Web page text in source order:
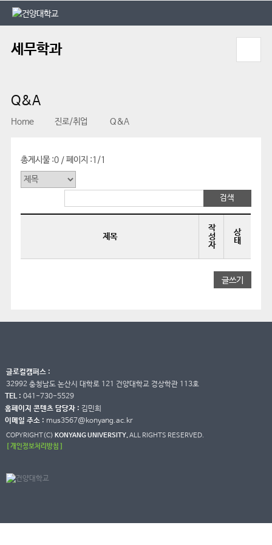
본문 바로가기
대메뉴 바로가기
세무학과
Q&A
Home 진로/취업 Q&A
총게시물 :0 /페이지 :1/1
제목
작
성
자
상
태
글쓰기
글로컬캠퍼스 :
32992 충청남도 논산시 대학로 121 건양대학교 경상학관 113호
TEL : 041-730-5529
홈페이지 콘텐츠 담당자 : 김민희
이메일 주소 : mus3567@konyang.ac.kr
COPYRIGHT(C) KONYANG UNIVERSITY.ALL RIGHTS RESERVED.
[ 개인정보처리방침 ]